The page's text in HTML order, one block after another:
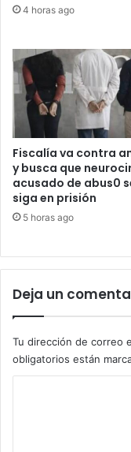
4 horas ago
Fiscalía va contra
y busca que
acusado de abus0
siga en prisión
5 horas ago
Deja un
Tu dirección de correo
obligatorios están